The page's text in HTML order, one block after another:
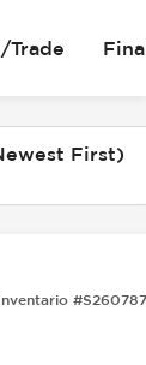
Trade
First)